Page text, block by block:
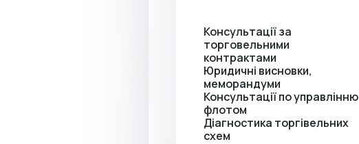
Консультації за
торговельними
контрактами
Юридичні висновки,
меморандуми
Консультації по управлінню
флотом
Діагностика торгівельних
схем